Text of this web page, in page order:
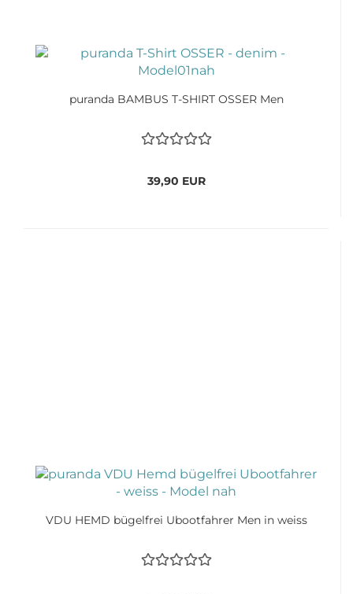
puranda BAMBUS T-SHIRT OSSER Men
39,90 EUR
VDU HEMD bügelfrei Ubootfahrer Men in weiss